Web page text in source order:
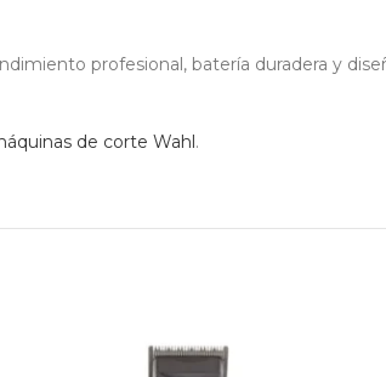
profesional, batería duradera y
de corte Wahl.